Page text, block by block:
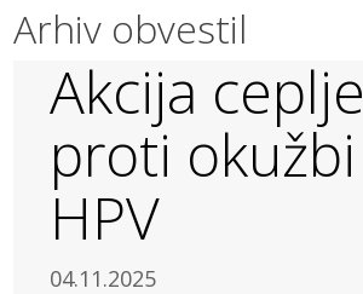
Arhiv obvestil
Akcija
proti
HPV
04.11.2025